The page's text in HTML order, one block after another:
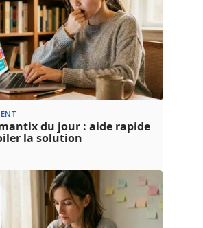
du jour : aide rapide
la solution